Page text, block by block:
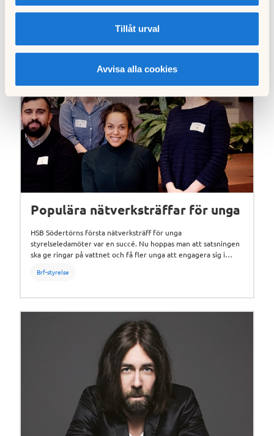
Tillåt urval
Avvisa alla cookies
Relaterade artiklar
Populära nätverksträffar för unga
HSB Södertörns första nätverksträff för unga
styrelseledamöter var en succé. Nu hoppas man att satsningen
ska ge ringar på vattnet och få fler unga att engagera sig i
Brf-styrelse